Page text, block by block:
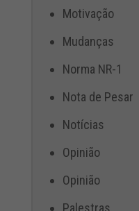
Motivação
Mudanças
Norma NR-1
Nota de Pesar
Notícias
Opinião
Opinião
Palestras